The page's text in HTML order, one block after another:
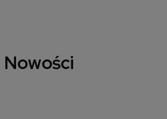
Nowości